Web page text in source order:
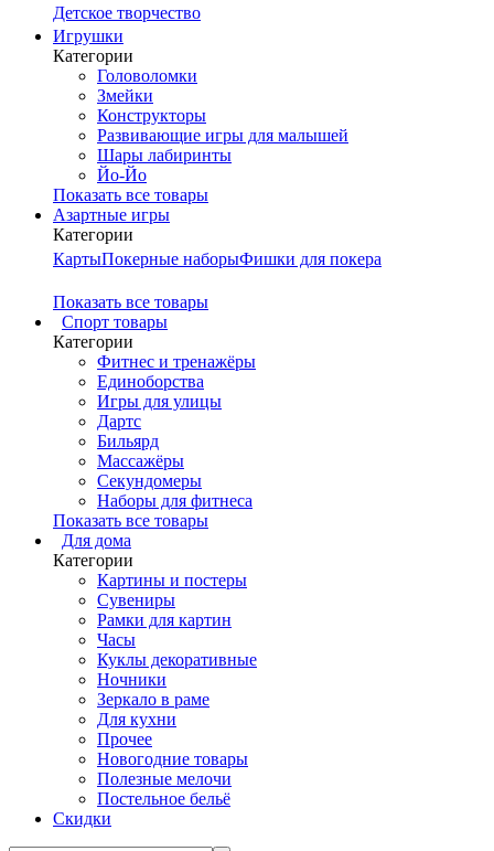
Детское творчество
Игрушки
Категории
Головоломки
Змейки
Конструкторы
Развивающие игры для малышей
Шары лабиринты
Йо-Йо
Показать все товары
Азартные игры
Категории
КартыПокерные наборыФишки для покера
Показать все товары
Cпорт товары
Категории
Фитнес и тренажёры
Единоборства
Игры для улицы
Дартс
Бильярд
Массажёры
Секундомеры
Наборы для фитнеса
Показать все товары
Для дома
Категории
Картины и постеры
Сувениры
Рамки для картин
Часы
Куклы декоративные
Ночники
Зеркало в раме
Для кухни
Прочее
Новогодние товары
Полезные мелочи
Постельное бельё
Скидки